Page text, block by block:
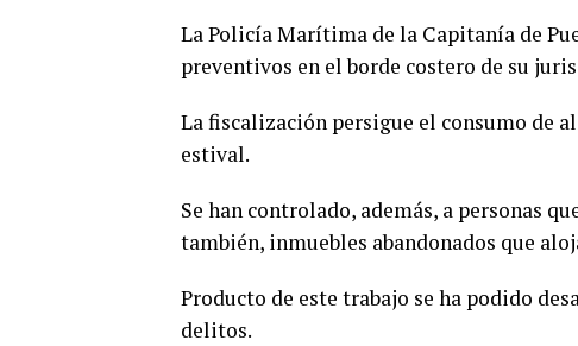
La Policía Marítima de la Capitanía de
preventivos en el borde costero de su
La fiscalización persigue el consumo de
estival.
Se han controlado, además, a personas
también, inmuebles abandonados que
Producto de este trabajo se ha podido
delitos.